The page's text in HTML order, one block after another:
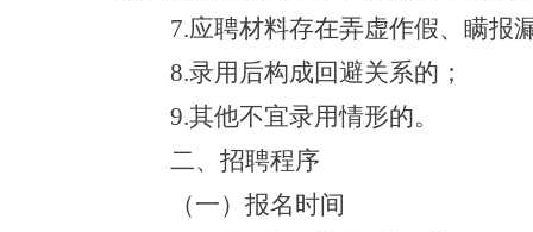
7.应聘材料存在弄虚作假、瞒报
8.录用后构成回避关系的；
9.其他不宜录用情形的。
二、招聘程序
（一）报名时间